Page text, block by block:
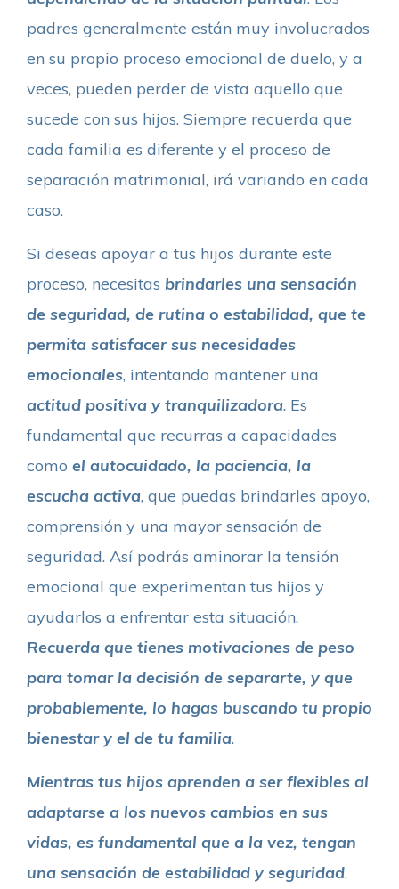
padres generalmente están muy involucrados
en su propio proceso emocional de duelo, y a
veces, pueden perder de vista aquello que
sucede con sus hijos. Siempre recuerda que
cada familia es diferente y el proceso de
separación matrimonial, irá variando en cada
caso.
Si deseas apoyar a tus hijos durante este
proceso, necesitas brindarles una sensación
de seguridad, de rutina o estabilidad, que te
permita satisfacer sus necesidades
emocionales, intentando mantener una
actitud positiva y tranquilizadora. Es
fundamental que recurras a capacidades
como el autocuidado, la paciencia, la
escucha activa, que puedas brindarles apoyo,
comprensión y una mayor sensación de
seguridad. Así podrás aminorar la tensión
emocional que experimentan tus hijos y
ayudarlos a enfrentar esta situación.
Recuerda que tienes motivaciones de peso
para tomar la decisión de separarte, y que
probablemente, lo hagas buscando tu propio
bienestar y el de tu familia.
Mientras tus hijos aprenden a ser flexibles al
adaptarse a los nuevos cambios en sus
vidas, es fundamental que a la vez, tengan
una sensación de estabilidad y seguridad.